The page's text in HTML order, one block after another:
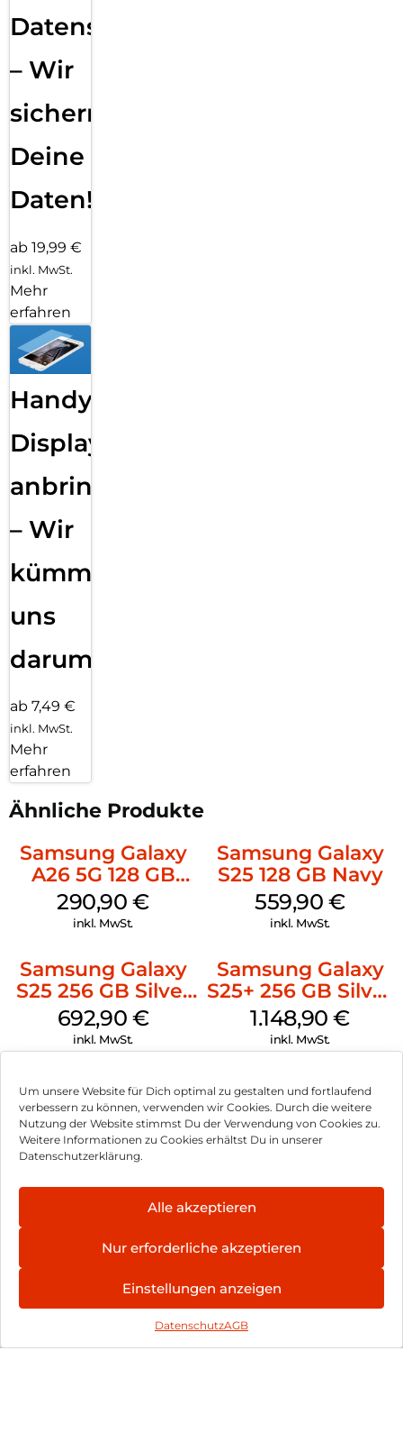
Um unsere Website für Dich optimal zu gestalten und fortlaufend
verbessern zu können, verwenden wir Cookies. Durch die weitere
Nutzung der Website stimmst Du der Verwendung von Cookies zu.
Weitere Informationen zu Cookies erhältst Du in unserer
Datenschutzerklärung.
Alle akzeptieren
Nur erforderliche akzeptieren
Einstellungen anzeigen
DatenschutzAGB
Datensicherung
– Wir
sichern
Deine
Daten!
ab 19,99 €
inkl. MwSt.
Mehr
erfahren
Handy
Displayfolie
anbringen
– Wir
kümmern
uns
darum!
ab 7,49 €
inkl. MwSt.
Mehr
erfahren
Ähnliche Produkte
Samsung Galaxy
A26 5G 128 GB
White
290,90€
inkl. MwSt.
Samsung Galaxy
S25 128 GB Navy
559,90€
inkl. MwSt.
Samsung Galaxy
S25 256 GB Silver
Shadow
692,90 €
inkl. MwSt.
Samsung Galaxy
S25+ 256 GB Silver
Shadow
1.148,90€
inkl. MwSt.
Samsung Galaxy
S25 128 GB Silver
Shadow
583,90€
inkl. MwSt.
Samsung Galaxy
S25 128 GB
Icyblue
898,90€
Doro Leva L30
119,90€
HMD Fusion
Business Edition
256 GB Grey
266,90
Crosscall Core S5
128 MB Schwarz
Apple iPhone 16e
128 GB Weiß